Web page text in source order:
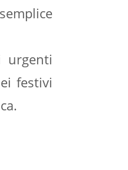
urgenti
festivi